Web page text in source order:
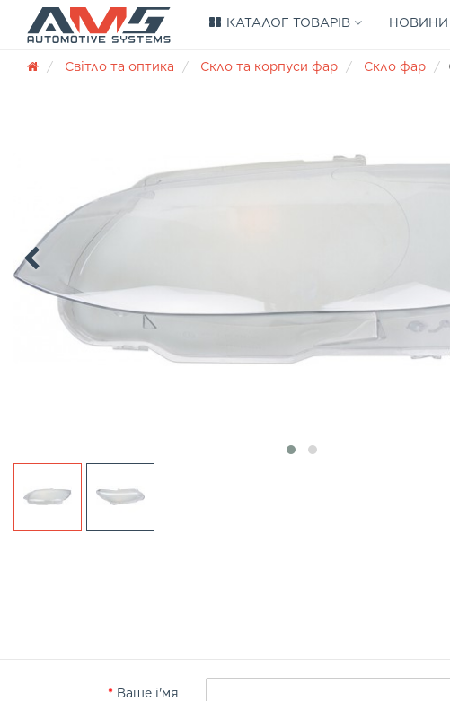
КАТАЛОГ ТОВАРІВ НОВИНИ
Світло та оптика Скло та корпуси фар Скло фар
Ваше і'мя